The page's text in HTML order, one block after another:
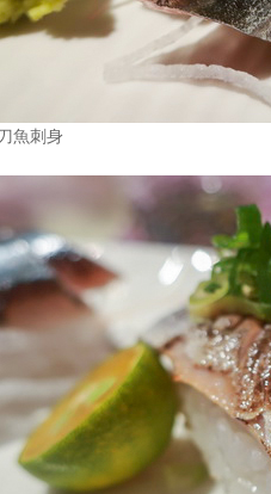
魚刺身